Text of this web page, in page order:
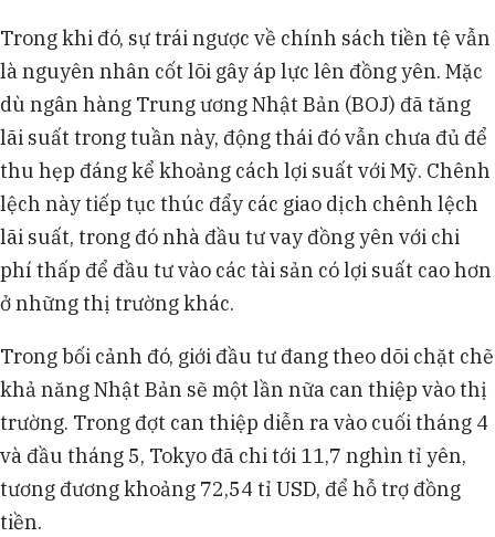
Trong khi đó, sự trái ngược về chính sách tiền tệ vẫn
là nguyên nhân cốt lõi gây áp lực lên đồng yên. Mặc
dù ngân hàng Trung ương Nhật Bản (BOJ) đã tăng
lãi suất trong tuần này, động thái đó vẫn chưa đủ để
thu hẹp đáng kể khoảng cách lợi suất với Mỹ. Chênh
lệch này tiếp tục thúc đẩy các giao dịch chênh lệch
lãi suất, trong đó nhà đầu tư vay đồng yên với chi
phí thấp để đầu tư vào các tài sản có lợi suất cao hơn
ở những thị trường khác.
Trong bối cảnh đó, giới đầu tư đang theo dõi chặt chẽ
khả năng Nhật Bản sẽ một lần nữa can thiệp vào thị
trường. Trong đợt can thiệp diễn ra vào cuối tháng 4
và đầu tháng 5, Tokyo đã chi tới 11,7 nghìn tỉ yên,
tương đương khoảng 72,54 tỉ USD, để hỗ trợ đồng
tiền.